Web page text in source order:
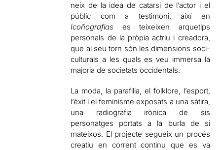
neix de la idea de catarsi de l’actor i el
públic com a testimoni, així en
Icoñografias es teixeixen arquetips
personals de la pròpia actriu i creadora,
que al seu torn són les dimensions soci-
culturals a les quals es veu immersa la
majoria de societats occidentals.
La moda, la parafilia, el folklore, l’esport,
l’èxit i el feminisme exposats a una sàtira,
una radiografia irònica de sis
personatges portats a la burla de si
mateixos. El projecte segueix un procés
creatiu en corrent continu que es va